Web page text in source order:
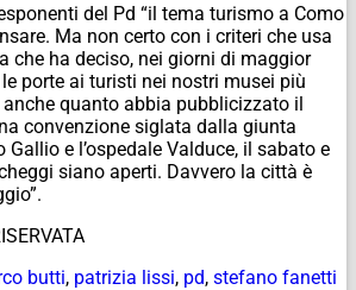
del Pd “il tema turismo a Como
Ma non certo con i criteri che usa
che ha deciso, nei giorni di maggior
porte ai turisti nei nostri musei più
quanto abbia pubblicizzato il
convenzione siglata dalla giunta
e l’ospedale Valduce, il sabato e
siano aperti. Davvero la città è
butti, patrizia lissi, pd, stefano fanetti